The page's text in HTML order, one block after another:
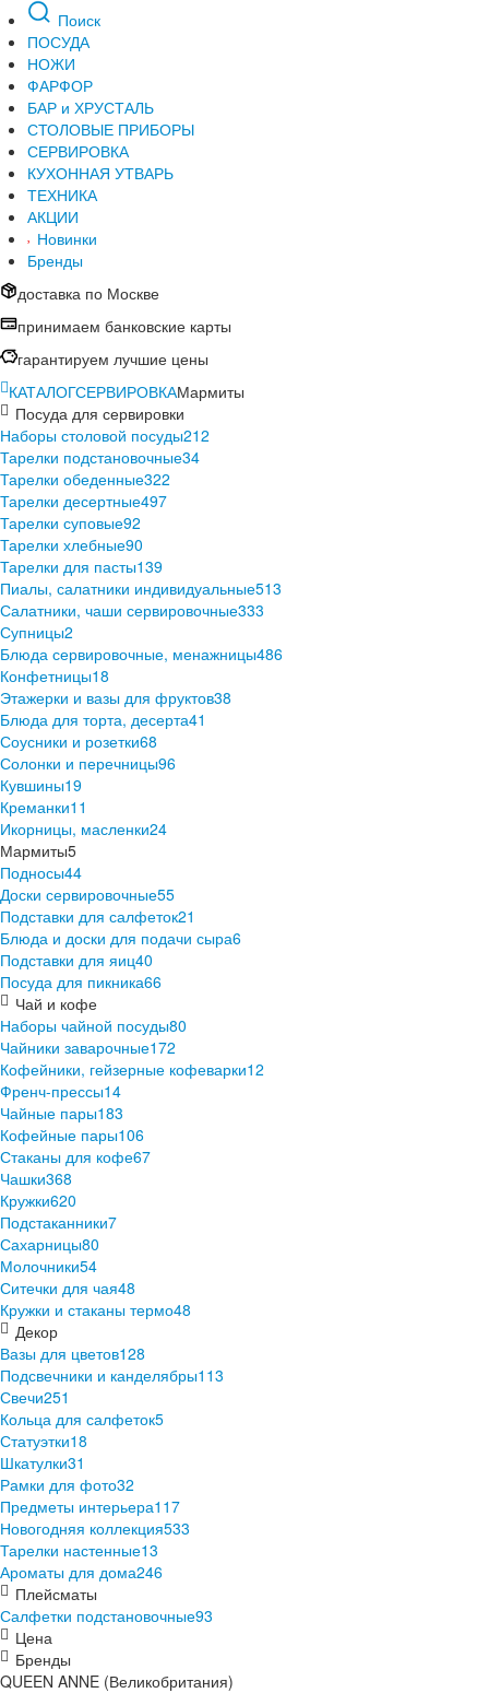
Поиск
ПОСУДА
НОЖИ
ФАРФОР
БАР и ХРУСТАЛЬ
СТОЛОВЫЕ ПРИБОРЫ
СЕРВИРОВКА
КУХОННАЯ УТВАРЬ
ТЕХНИКА
АКЦИИ
Новинки
Бренды
доставка по Москве
принимаем банковские карты
гарантируем лучшие цены
КАТАЛОГСЕРВИРОВКАМармиты
Посуда для сервировки
Наборы столовой посуды212
Тарелки подстановочные34
Тарелки обеденные322
Тарелки десертные497
Тарелки суповые92
Тарелки хлебные90
Тарелки для пасты139
Пиалы, салатники индивидуальные513
Салатники, чаши сервировочные333
Супницы2
Блюда сервировочные, менажницы486
Конфетницы18
Этажерки и вазы для фруктов38
Блюда для торта, десерта41
Соусники и розетки68
Солонки и перечницы96
Кувшины19
Креманки11
Икорницы, масленки24
Мармиты5
Подносы44
Доски сервировочные55
Подставки для салфеток21
Блюда и доски для подачи сыра6
Подставки для яиц40
Посуда для пикника66
Чай и кофе
Наборы чайной посуды80
Чайники заварочные172
Кофейники, гейзерные кофеварки12
Френч-прессы14
Чайные пары183
Кофейные пары106
Стаканы для кофе67
Чашки368
Кружки620
Подстаканники7
Сахарницы80
Молочники54
Ситечки для чая48
Кружки и стаканы термо48
Декор
Вазы для цветов128
Подсвечники и канделябры113
Свечи251
Кольца для салфеток5
Статуэтки18
Шкатулки31
Рамки для фото32
Предметы интерьера117
Новогодняя коллекция533
Тарелки настенные13
Ароматы для дома246
Плейсматы
Салфетки подстановочные93
Цена
Бренды
QUEEN ANNE (Великобритания)